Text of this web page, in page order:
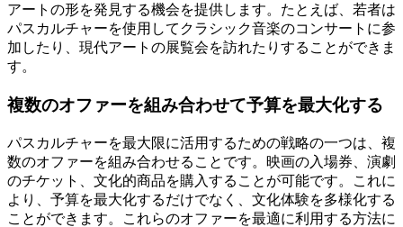
アートの形を発見する機会を提供します。たとえば、若者は
パスカルチャーを使用してクラシック音楽のコンサートに参
加したり、現代アートの展覧会を訪れたりすることができま
す。
複数のオファーを組み合わせて予算を最大化する
パスカルチャーを最大限に活用するための戦略の一つは、複
数のオファーを組み合わせることです。映画の入場券、演劇
のチケット、文化的商品を購入することが可能です。これに
より、予算を最大化するだけでなく、文化体験を多様化する
ことができます。これらのオファーを最適に利用する方法に